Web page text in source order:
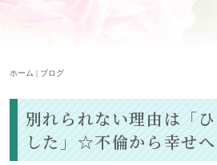
ホーム | ブログ
別れられない理由は「
した」☆不倫から幸せへ